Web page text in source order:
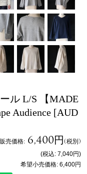
ル L/S 【MADE
Audience [AUD
販売価格: 6,400円(税別)
(税込: 7,040円)
希望小売価格: 6,400円